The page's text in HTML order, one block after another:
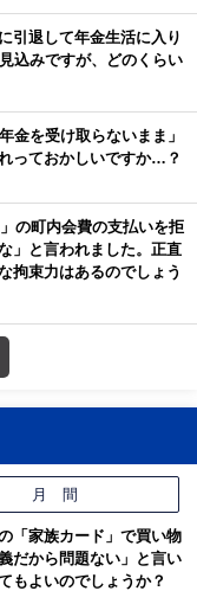
引退して年金生活に入り
込みですが、どのくらい
金を受け取らないまま」
っておかしいですか…？
の町内会費の支払いを拒
」と言われました。正直
拘束力はあるのでしょう
月 間
「家族カード」で買い物
だから問題ない」と言い
もよいのでしょうか？